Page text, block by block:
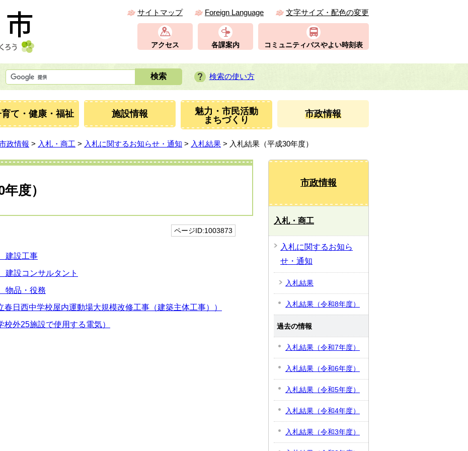
サイトマップ Foreign Language 文字サイズ・配色の変更
アクセス 各課案内 コミュニティバスやよい時刻表
検索の使い方
て・健康・福祉 施設情報
魅力・市民活動
まちづくり
市政情報
政情報 > 入札・商工 > 入札に関するお知らせ・通知 > 入札結果 > 入札結果（平成30年度）
度）
ページID:1003873
建設工事
設コンサルタント
品・役務
日西中学校屋内運動場大規模改修工事（建築主体工事））
外25施設で使用する電気）
市政情報
入札・商工
入札に関するお知ら
せ・通知
入札結果
入札結果（令和8年度）
過去の情報
入札結果（令和7年度）
入札結果（令和6年度）
入札結果（令和5年度）
入札結果（令和4年度）
入札結果（令和3年度）